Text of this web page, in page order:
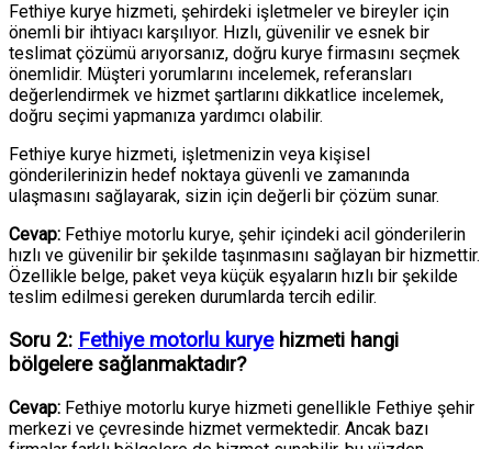
Fethiye kurye hizmeti, şehirdeki işletmeler ve bireyler için
önemli bir ihtiyacı karşılıyor. Hızlı, güvenilir ve esnek bir
teslimat çözümü arıyorsanız, doğru kurye firmasını seçmek
önemlidir. Müşteri yorumlarını incelemek, referansları
değerlendirmek ve hizmet şartlarını dikkatlice incelemek,
doğru seçimi yapmanıza yardımcı olabilir.
Fethiye kurye hizmeti, işletmenizin veya kişisel
gönderilerinizin hedef noktaya güvenli ve zamanında
ulaşmasını sağlayarak, sizin için değerli bir çözüm sunar.
Cevap: Fethiye motorlu kurye, şehir içindeki acil gönderilerin
hızlı ve güvenilir bir şekilde taşınmasını sağlayan bir hizmettir.
Özellikle belge, paket veya küçük eşyaların hızlı bir şekilde
teslim edilmesi gereken durumlarda tercih edilir.
Soru 2: Fethiye motorlu kuryehizmeti hangi
bölgelere sağlanmaktadır?
Cevap: Fethiye motorlu kurye hizmeti genellikle Fethiye şehir
merkezi ve çevresinde hizmet vermektedir. Ancak bazı